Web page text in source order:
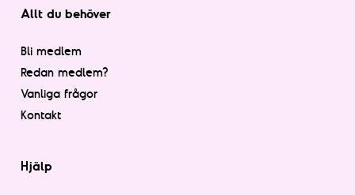
Allt du behöver
Bli medlem
Redan medlem?
Vanliga frågor
Kontakt
Hjälp